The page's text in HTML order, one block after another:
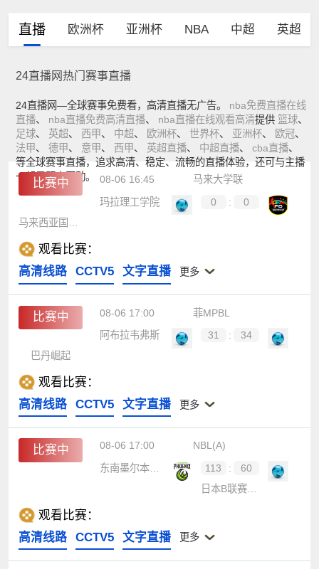
直播 欧洲杯 亚洲杯 NBA 中超 英超
24直播网热门赛事直播
24直播网—全球赛事免费看，高清直播无广告。 nba免费直播在线
直播、 nba直播免费高清直播、 nba直播在线观看高清提供 篮球、
足球、 英超、 西甲、 中超、 欧洲杯、 世界杯、 亚洲杯、 欧冠、
法甲、 德甲、 意甲、 西甲、 英超直播、 中超直播、 cba直播、
等全球赛事直播，追求高清、稳定、流畅的直播体验，还可与主播
一起零距离互动。
比赛中 08-06 16:45
马来大学联
玛拉理工学院
0 :
0
马来西亚国家大学
观看比赛：
高清线路
CCTV5 文字直播 更多
比赛中 08-06 17:00
菲MPBL
阿布拉韦弗斯
31 :
34
巴丹崛起
观看比赛：
高清线路
CCTV5 文字直播 更多
比赛中 08-06 17:00
NBL(A)
东南墨尔本凤凰
113 :
60
日本B联赛联队
观看比赛：
高清线路
CCTV5 文字直播 更多